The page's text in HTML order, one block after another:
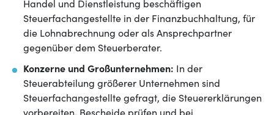
Handel und Dienstleistung beschäftigen
Steuerfachangestellte in der Finanzbuchhaltung, für
die Lohnabrechnung oder als Ansprechpartner
gegenüber dem Steuerberater.
Konzerne und Großunternehmen: In der
Steuerabteilung größerer Unternehmen sind
Steuerfachangestellte gefragt, die Steuererklärungen